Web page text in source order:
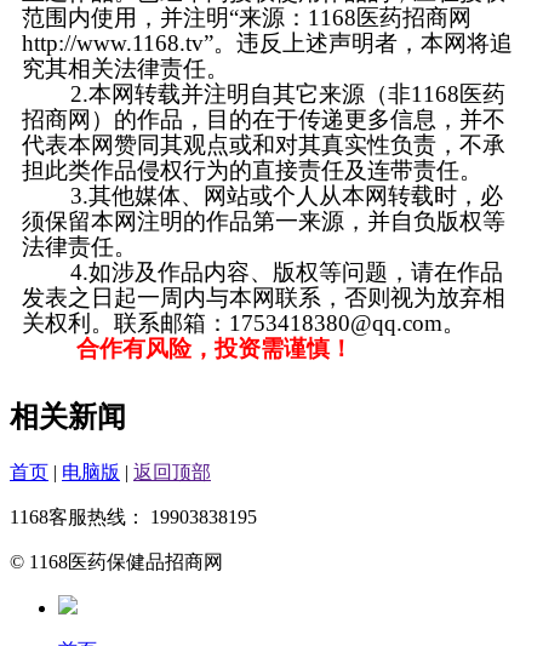
范围内使用，并注明“来源：1168医药招商网
http://www.1168.tv”。违反上述声明者，本网将追
究其相关法律责任。
2.本网转载并注明自其它来源（非1168医药
招商网）的作品，目的在于传递更多信息，并不
代表本网赞同其观点或和对其真实性负责，不承
担此类作品侵权行为的直接责任及连带责任。
3.其他媒体、网站或个人从本网转载时，必
须保留本网注明的作品第一来源，并自负版权等
法律责任。
4.如涉及作品内容、版权等问题，请在作品
发表之日起一周内与本网联系，否则视为放弃相
关权利。联系邮箱：1753418380@qq.com。
合作有风险，投资需谨慎！
相关新闻
首页 | 电脑版 | 返回顶部
1168客服热线： 19903838195
© 1168医药保健品招商网